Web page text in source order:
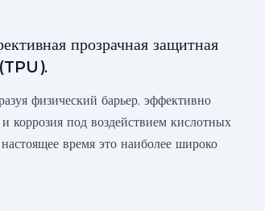
прозрачная защитная
(TPU).
физический барьер, эффективно
под воздействием кислотных
время это наиболее широко